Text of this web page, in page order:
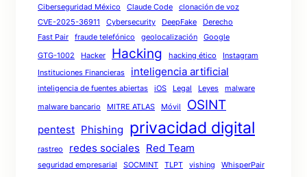
Ciberseguridad México Claude Code
clonación de voz
CVE-2025-36911
Cybersecurity DeepFake
Derecho
Fast Pair
fraude telefónico geolocalización Google
GTG-1002 Hacker Hacking hacking ético
Instagram
Instituciones Financieras
inteligencia artificial
inteligencia de fuentes abiertas iOS Legal Leyes malware
malware bancario MITRE ATLAS Móvil OSINT
pentest Phishing privacidad digital
rastreo redes sociales Red Team
seguridad empresarial SOCMINT TLPT vishing WhisperPair